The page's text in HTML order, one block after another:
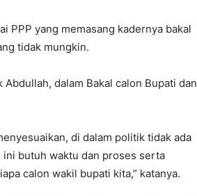
PPP yang memasang kadernya bakal
tidak mungkin.
dalam Bakal calon Bupati dan
di dalam politik tidak ada
butuh waktu dan proses serta
calon wakil bupati kita,” katanya.